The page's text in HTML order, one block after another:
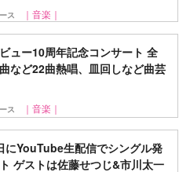
ス ｜音楽｜
ュー10周年記念コンサート 全
など22曲熱唱、皿回しなど曲芸
ス ｜音楽｜
にYouTube生配信でシングル発
ゲストは佐藤せつじ&市川太一